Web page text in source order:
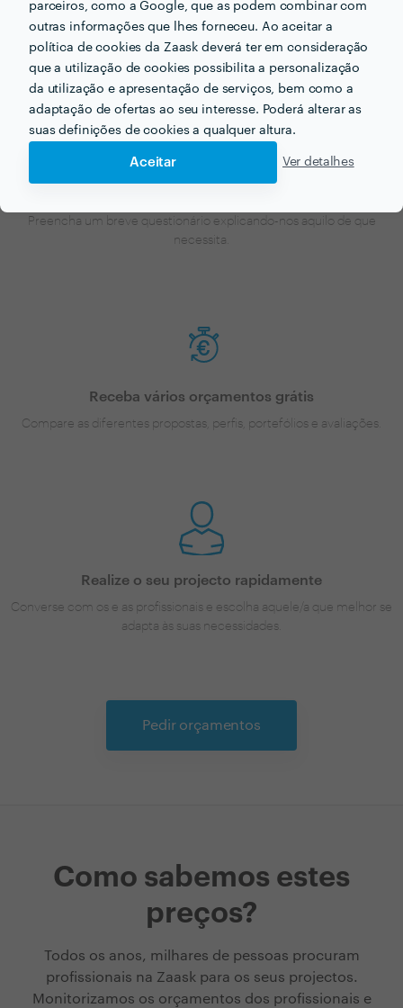
parceiros, como a Google, que as podem combinar com
outras informações que lhes forneceu. Ao aceitar a
política de cookies da Zaask deverá ter em consideração
que a utilização de cookies possibilita a personalização
da utilização e apresentação de serviços, bem como a
adaptação de ofertas ao seu interesse. Poderá alterar as
suas definições de cookies a qualquer altura.
Aceitar Ver detalhes
o profissional certo para si!
Preencha um breve questionário explicando-nos aquilo de que
necessita.
Receba vários orçamentos grátis
Compare as diferentes propostas, perfis, portefólios e avaliações.
Realize o seu projecto rapidamente
Converse com os e as profissionais e escolha aquele/a que melhor se
adapta às suas necessidades.
Pedir orçamentos
Como sabemos estes
preços?
Todos os anos, milhares de pessoas procuram
profissionais na Zaask para os seus projectos.
Monitorizamos os orçamentos dos profissionais e